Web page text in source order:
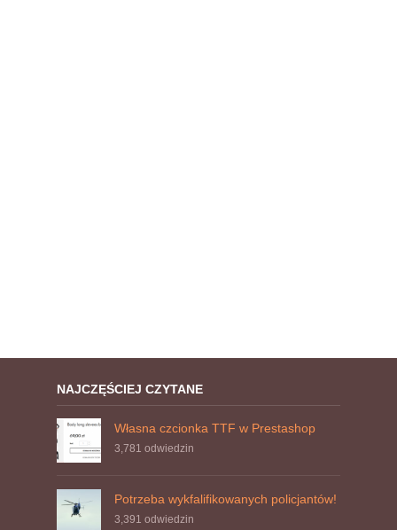
NAJCZĘŚCIEJ CZYTANE
Własna czcionka TTF w Prestashop
3,781 odwiedzin
Potrzeba wykfalifikowanych policjantów!
3,391 odwiedzin